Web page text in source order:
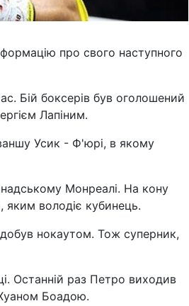
про свого наступного
Бій боксерів був оголошений
Лапіним.
Усик - Ф'юрі, в якому
Монреалі. На кону
яким володіє кубинець.
нокаутом. Тож суперник,
Останній раз Петро виходив
Боадою.